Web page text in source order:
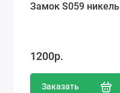
Замок S059 никель
1200р.
Заказать